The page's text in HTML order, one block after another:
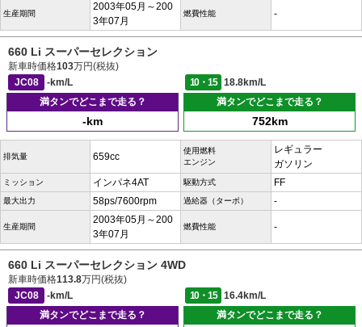
生産期間
2003年05月～200
3年07月
燃費性能 -
660 Li スーパーセレクション
新車時価格103万円(税抜)
JC08
-km/L 10・15
18.8km/L
満タンでどこまで走る？
-km
満タンでどこまで走る？
752km
排気量 659cc
使用燃料
エンジン
レギュラー
ガソリン
ミッション インパネ4AT 駆動方式 FF
最大出力 58ps/7600rpm 過給器（ターボ） -
生産期間
2003年05月～200
3年07月
燃費性能 -
660 Li スーパーセレクション 4WD
新車時価格113.8万円(税抜)
JC08
-km/L 10・15
16.4km/L
満タンでどこまで走る？
満タンでどこまで走る？